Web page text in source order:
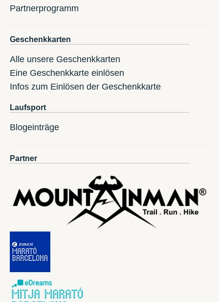
Partnerprogramm
Geschenkkarten
Alle unsere Geschenkkarten
Eine Geschenkkarte einlösen
Infos zum Einlösen der Geschenkkarte
Laufsport
Blogeinträge
Partner